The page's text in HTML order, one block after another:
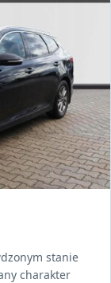
stanie
charakter